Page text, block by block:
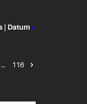
|Datum▼
… 116